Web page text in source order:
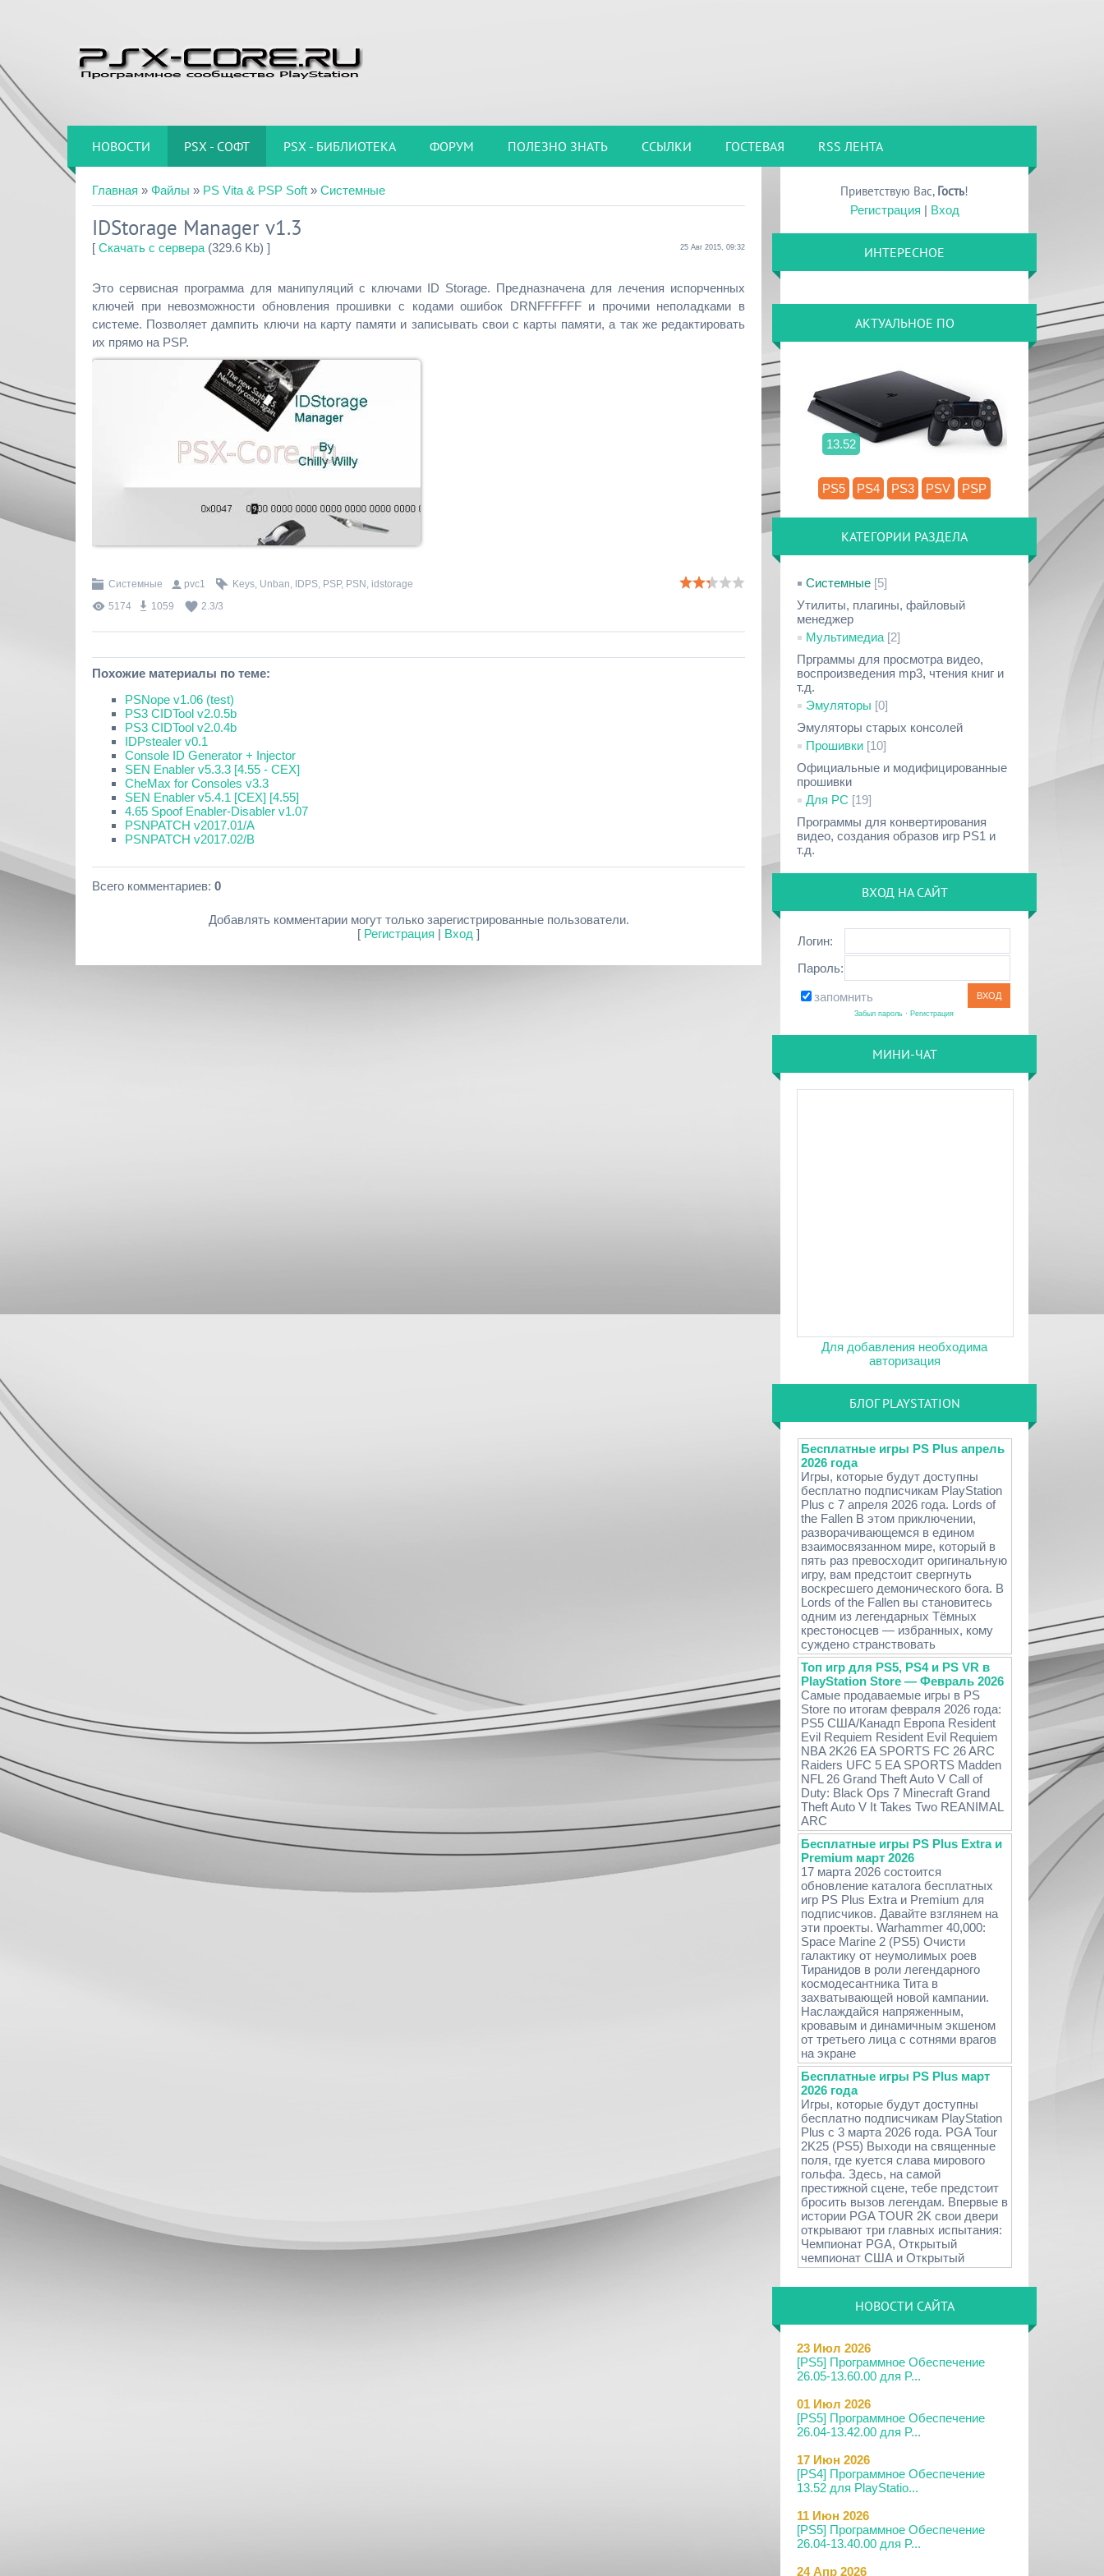
НОВОСТИ PSX - СОФТ PSX - БИБЛИОТЕКА ФОРУМ ПОЛЕЗНО ЗНАТЬ ССЫЛКИ ГОСТЕВАЯ RSS ЛЕНТА
Главная » Файлы » PS Vita & PSP Soft » Системные
IDStorage Manager v1.3
[ Скачать с сервера (329.6 Kb) ] 25 Авг 2015, 09:32
Это сервисная программа для манипуляций с ключами ID Storage. Предназначена для лечения испорченных
ключей при невозможности обновления прошивки с кодами ошибок DRNFFFFFF и прочими неполадками в
системе. Позволяет дампить ключи на карту памяти и записывать свои с карты памяти, а так же редактировать
их прямо на PSP.
Системные pvc1 Keys, Unban, IDPS, PSP, PSN , idstorage
5174
1059 2.3/3
Похожие материалы по теме:
PSNope v1.06 (test)
PS3 CIDTool v2.0.5b
PS3 CIDTool v2.0.4b
IDPstealer v0.1
Console ID Generator + Injector
SEN Enabler v5.3.3 [4.55 - CEX]
CheMax for Consoles v3.3
SEN Enabler v5.4.1 [CEX] [4.55]
4.65 Spoof Enabler-Disabler v1.07
PSNPATCH v2017.01/A
PSNPATCH v2017.02/B
Всего комментариев: 0
Добавлять комментарии могут только зарегистрированные пользователи.
[ Регистрация | Вход ]
Приветствую Вас, Гость!
Регистрация | Вход
ИНТЕРЕСНОЕ
АКТУАЛЬНОЕ ПО
13.52
PS5 PS4 PS3 PSV PSP
КАТЕГОРИИ РАЗДЕЛА
Системные [5]
Утилиты, плагины, файловый
менеджер
Мультимедиа [2]
Прграммы для просмотра видео,
воспроизведения mp3, чтения книг и
т.д.
Эмуляторы [0]
Эмуляторы старых консолей
Прошивки [10]
Официальные и модифицированные
прошивки
Для PC [19]
Программы для конвертирования
видео, создания образов игр PS1 и
т.д.
ВХОД НА САЙТ
Логин:
Пароль:
запомнить
Забыл пароль · Регистрация
МИНИ-ЧАТ
Для добавления необходима
авторизация
БЛОГ PLAYSTATION
Бесплатные игры PS Plus апрель
2026 года
Игры, которые будут доступны
бесплатно подписчикам PlayStation
Plus с 7 апреля 2026 года. Lords of
the Fallen В этом приключении,
разворачивающемся в едином
взаимосвязанном мире, который в
пять раз превосходит оригинальную
игру, вам предстоит свергнуть
воскресшего демонического бога. В
Lords of the Fallen вы становитесь
одним из легендарных Тёмных
крестоносцев — избранных, кому
суждено странствовать
Топ игр для PS5, PS4 и PS VR в
PlayStation Store — Февраль 2026
Самые продаваемые игры в PS
Store по итогам февраля 2026 года:
PS5 США/Канадп Европа Resident
Evil Requiem Resident Evil Requiem
NBA 2K26 EA SPORTS FC 26 ARC
Raiders UFC 5 EA SPORTS Madden
NFL 26 Grand Theft Auto V Call of
Duty: Black Ops 7 Minecraft Grand
Theft Auto V It Takes Two REANIMAL
ARC
Бесплатные игры PS Plus Extra и
Premium март 2026
17 марта 2026 состоится
обновление каталога бесплатных
игр PS Plus Extra и Premium для
подписчиков. Давайте взглянем на
эти проекты. Warhammer 40,000:
Space Marine 2 (PS5) Очисти
галактику от неумолимых роев
Тиранидов в роли легендарного
космодесантника Тита в
захватывающей новой кампании.
Наслаждайся напряженным,
кровавым и динамичным экшеном
от третьего лица с сотнями врагов
на экране
Бесплатные игры PS Plus март
2026 года
Игры, которые будут доступны
бесплатно подписчикам PlayStation
Plus с 3 марта 2026 года. PGA Tour
2K25 (PS5) Выходи на священные
поля, где куется слава мирового
гольфа. Здесь, на самой
престижной сцене, тебе предстоит
бросить вызов легендам. Впервые в
истории PGA TOUR 2K свои двери
открывают три главных испытания:
Чемпионат PGA, Открытый
чемпионат США и Открытый
НОВОСТИ САЙТА
23 Июл 2026
[PS5] Программное Обеспечение
26.05-13.60.00 для P...
01 Июл 2026
[PS5] Программное Обеспечение
26.04-13.42.00 для P...
17 Июн 2026
[PS4] Программное Обеспечение
13.52 для PlayStatio...
11 Июн 2026
[PS5] Программное Обеспечение
26.04-13.40.00 для P...
24 Апр 2026